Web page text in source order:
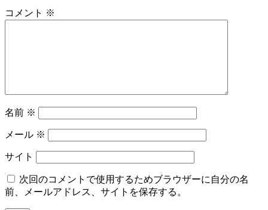
コメント ※
名前 ※
メール ※
サイト
次回のコメントで使用するためブラウザーに自分の名
前、メールアドレス、サイトを保存する。